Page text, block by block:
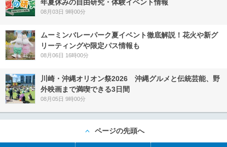
年夏休みの自由研究・体験イベント情報
08月03日 9時00分
ムーミンバレーパーク夏イベント徹底解説！花火や新グ
リーティングや限定パス情報も
08月06日 16時00分
川崎・沖縄オリオン祭2026 沖縄グルメと伝統芸能、野
外映画まで満喫できる3日間
08月05日 9時00分
ページの先頭へ